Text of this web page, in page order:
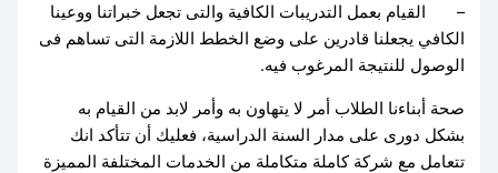
– القيام بعمل التدريبات الكافية والتى تجعل خبراتنا ووعينا
الكافي يجعلنا قادرين على وضع الخطط اللازمة التى تساهم فى
الوصول للنتيجة المرغوب فيه.
صحة أبناءنا الطلاب أمر لا يتهاون به وأمر لابد من القيام به
بشكل دورى على مدار السنة الدراسية، فعليك أن تتأكد انك
تتعامل مع شركة كاملة متكاملة من الخدمات المختلفة المميزة